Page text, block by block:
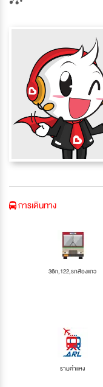
การเดินทาง
36ก,122,รถสองแถว
รามคำแหง